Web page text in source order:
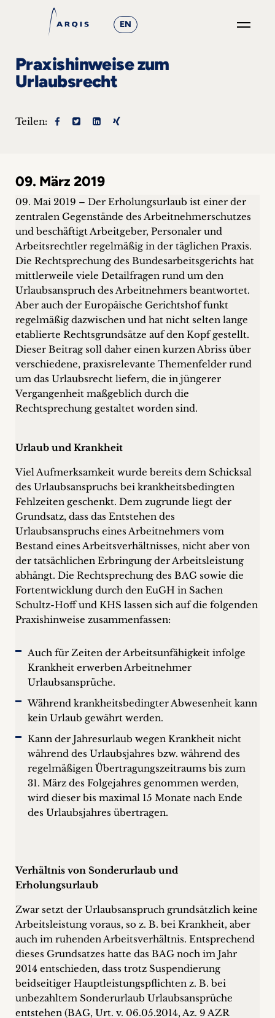
EN
+
&
Events
+
Karriere
+
Blog
&
Podcasts
+
Team
Philosophie
Presseanfragen
Kontakt
Praxishinweise zum
Urlaubsrecht
Teilen:
09. März 2019
09. Mai 2019 – Der Erholungsurlaub ist einer der
zentralen Gegenstände des Arbeitnehmerschutzes
und beschäftigt Arbeitgeber, Personaler und
Arbeitsrechtler regelmäßig in der täglichen Praxis.
Die Rechtsprechung des Bundesarbeits­gerichts hat
mittlerweile viele Detailfragen rund um den
Urlaubsanspruch des Arbeitnehmers beantwortet.
Aber auch der Europäische Gerichtshof funkt
regelmäßig dazwi­schen und hat nicht selten lange
etablierte Rechtsgrundsätze auf den Kopf gestellt.
Dieser Beitrag soll daher einen kurzen Abriss über
verschiedene, praxisrelevante Themenfelder rund
um das Urlaubsrecht liefern, die in jüngerer
Vergangenheit maßgeblich durch die
Rechtsprechung gestaltet worden sind.
Urlaub und Krankheit
Viel Aufmerksamkeit wurde bereits dem Schicksal
des Urlaubsanspruchs bei krankheitsbedingten
Fehlzeiten geschenkt. Dem zugrunde liegt der
Grundsatz, dass das Entstehen des
Urlaubsanspruchs eines Arbeitnehmers vom
Bestand eines Arbeitsverhältnisses, nicht aber von
der tatsächlichen Erbringung der Arbeitsleistung
abhängt. Die Rechtsprechung des BAG sowie die
Fortentwicklung durch den EuGH in Sachen
Schultz-Hoff und KHS lassen sich auf die folgenden
Praxishinweise zusammenfassen:
Auch für Zeiten der Arbeitsunfähigkeit infolge
Krankheit erwerben Arbeitnehmer
Urlaubsansprüche.
Während krankheitsbedingter Abwesenheit kann
kein Urlaub gewährt werden.
Kann der Jahresurlaub wegen Krankheit nicht
während des Urlaubsjahres bzw. während des
regelmäßigen Übertragungszeitraums bis zum
31. März des Folgejahres genommen werden,
wird dieser bis maximal 15 Monate nach Ende
des Urlaubsjahres übertragen.
Verhältnis von Sonderurlaub und
Erholungsurlaub
Zwar setzt der Urlaubsanspruch grundsätzlich keine
Arbeitsleistung voraus, so z. B. bei Krankheit, aber
auch im ruhenden Arbeitsverhältnis. Entsprechend
dieses Grundsatzes hatte das BAG noch im Jahr
2014 entschieden, dass trotz Suspendierung
beidseitiger Hauptleistungspflichten z. B. bei
unbezahltem Sonderurlaub Urlaubsansprüche
entstehen (BAG, Urt. v. 06.05.2014, Az. 9 AZR